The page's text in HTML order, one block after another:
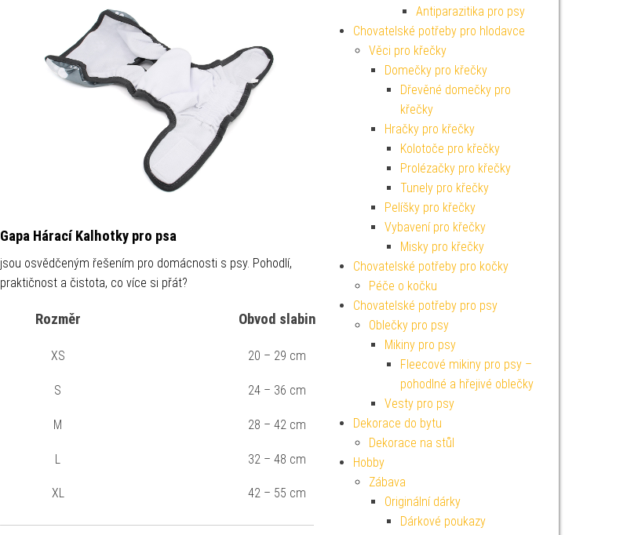
Gapa Hárací Kalhotky pro psa
jsou osvědčeným řešením pro domácnosti s psy. Pohodlí,
praktičnost a čistota, co více si přát?
Rozměr Obvod slabin
XS 20 – 29 cm
S 24 – 36 cm
M 28 – 42 cm
L 32 – 48 cm
XL 42 – 55 cm
Antiparazitika pro psy
Chovatelské potřeby pro hlodavce
Věci pro křečky
Domečky pro křečky
Dřevěné domečky pro
křečky
Hračky pro křečky
Kolotoče pro křečky
Prolézačky pro křečky
Tunely pro křečky
Pelíšky pro křečky
Vybavení pro křečky
Misky pro křečky
Chovatelské potřeby pro kočky
Péče o kočku
Chovatelské potřeby pro psy
Oblečky pro psy
Mikiny pro psy
Fleecové mikiny pro psy –
pohodlné a hřejivé oblečky
Vesty pro psy
Dekorace do bytu
Dekorace na stůl
Hobby
Zábava
Originální dárky
Dárkové poukazy